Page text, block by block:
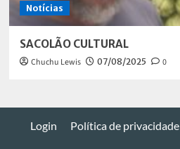
Notícias
SACOLÃO CULTURAL
Chuchu Lewis 07/08/2025 0
Login Política de privacidade